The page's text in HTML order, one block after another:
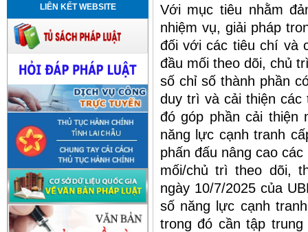
LIÊN KẾT WEBSITE
Với mục tiêu nhằm
nhiệm vụ, giải pháp
đối với các tiêu chí và
đầu mối theo dõi, chủ
số chỉ số thành phần
duy trì và cải thiện
đó góp phần cải thiện
năng lực cạnh tranh
phấn đấu nâng cao
mối/chủ trì theo dõi,
ngày 10/7/2025 của
số năng lực cạnh
trong đó cần tập